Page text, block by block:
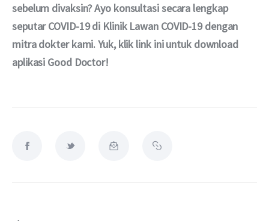
sebelum divaksin? Ayo konsultasi secara lengkap
seputar COVID-19 di Klinik Lawan COVID-19 dengan
mitra dokter kami. Yuk, klik link ini untuk download
aplikasi Good Doctor!